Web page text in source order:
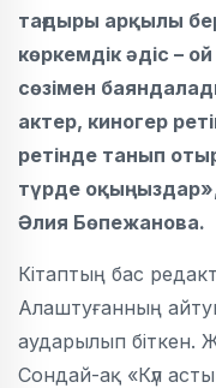
тағдыры арқылы
көркемдік әдіс –
сөзімен
актер, киногер
ретінде танып
түрде
Әлия Бөпежанова.
Кітаптың бас
Алаштуғанның
аударылып
Сондай-ақ «Күл